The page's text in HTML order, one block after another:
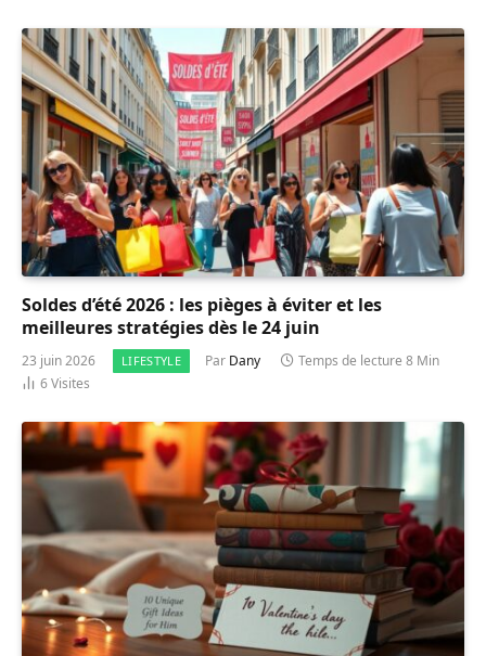
Soldes d’été 2026 : les pièges à éviter et les
meilleures stratégies dès le 24 juin
23 juin 2026 LIFESTYLE Par Dany
Temps de lecture 8 Min
6Visites